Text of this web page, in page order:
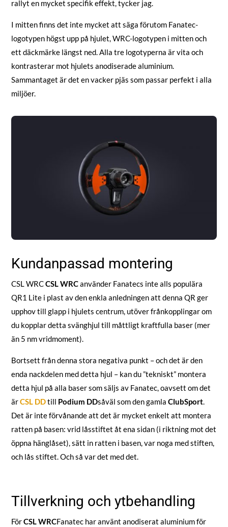
rallyt en mycket specifik effekt, tycker jag.
I mitten finns det inte mycket att säga förutom Fanatec-
logotypen högst upp på hjulet, WRC-logotypen i mitten och
ett däckmärke längst ned. Alla tre logotyperna är vita och
kontrasterar mot hjulets anodiserade aluminium.
Sammantaget är det en vacker pjäs som passar perfekt i alla
miljöer.
Kundanpassad montering
CSL WRCCSL WRCanvänder Fanatecs inte alls populära
QR1 Lite i plast av den enkla anledningen att denna QR ger
upphov till glapp i hjulets centrum, utöver frånkopplingar om
du kopplar detta svänghjul till måttligt kraftfulla baser (mer
än 5 nm vridmoment).
Bortsett från denna stora negativa punkt – och det är den
enda nackdelen med detta hjul – kan du ”tekniskt” montera
detta hjul på alla baser som säljs av Fanatec, oavsett om det
ärCSL DDtill Podium DDsåväl som den gamla ClubSport.
Det är inte förvånande att det är mycket enkelt att montera
ratten på basen: vrid låsstiftet åt ena sidan (i riktning mot det
öppna hänglåset), sätt in ratten i basen, var noga med stiften,
och lås stiftet. Och så var det med det.
Tillverkning och ytbehandling
FörCSL WRCFanatec har använt anodiserat aluminium för